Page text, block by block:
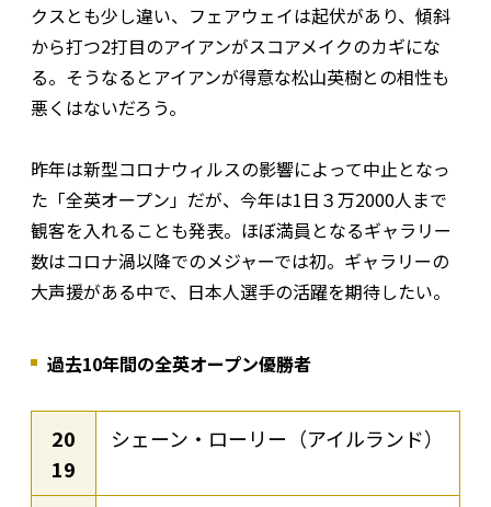
クスとも少し違い、フェアウェイは起伏があり、傾斜
から打つ2打目のアイアンがスコアメイクのカギにな
る。そうなるとアイアンが得意な松山英樹との相性も
悪くはないだろう。
昨年は新型コロナウィルスの影響によって中止となっ
た「全英オープン」だが、今年は1日３万2000人まで
観客を入れることも発表。ほぼ満員となるギャラリー
数はコロナ渦以降でのメジャーでは初。ギャラリーの
大声援がある中で、日本人選手の活躍を期待したい。
過去10年間の全英オープン優勝者
20
19
シェーン・ローリー（アイルランド）